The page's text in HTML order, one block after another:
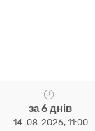
за 6 днів
14-08-2026, 11:00